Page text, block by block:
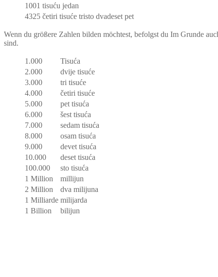
1001 tisuću jedan
4325 četiri tisuće tristo dvadeset pet
Wenn du größere Zahlen bilden möchtest, befolgst du Im Grunde
sind.
1.000
Tisuća
2.000
dvije tisuće
3.000
tri tisuće
4.000
četiri tisuće
5.000
pet tisuća
6.000
šest tisuća
7.000
sedam tisuća
8.000
osam tisuća
9.000
devet tisuća
10.000
deset tisuća
100.000
sto tisuća
1 Million
millijun
2 Million
dva milijuna
1 Milliarde milijarda
1 Billion
bilijun